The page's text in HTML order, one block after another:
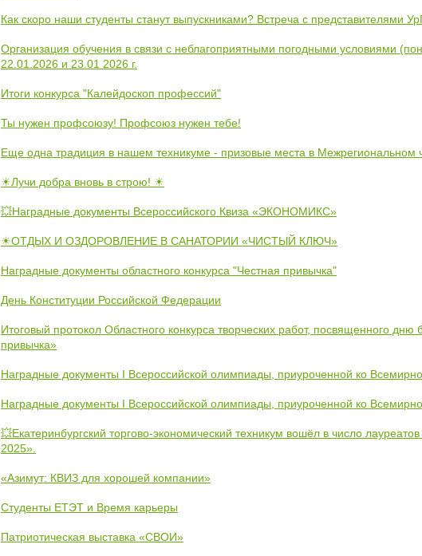
Как скоро наши студенты станут выпускниками? Встреча с представителями
Организация обучения в связи с неблагоприятными погодными условиями
22.01.2026 и 23.01 2026 г.
Итоги конкурса "Калейдоскоп профессий"
Ты нужен профсоюзу! Профсоюз нужен тебе!
Еще одна традиция в нашем техникуме - призовые места в Межрегиональном
☀Лучи добра вновь в строю! ☀
💥Наградные документы Всероссийского Квиза «ЭКОНОМИКС»
☀ОТДЫХ И ОЗДОРОВЛЕНИЕ В САНАТОРИИ «ЧИСТЫЙ КЛЮЧ»
Наградные документы областного конкурса "Честная привычка"
День Конституции Российской Федерации
Итоговый протокол Областного конкурса творческих работ, посвященного
привычка»
Наградные документы I Всероссийской олимпиады, приуроченной ко
Наградные документы I Всероссийской олимпиады, приуроченной ко
💥Екатеринбургский торгово-экономический техникум вошёл в число
2025».
«Азимут: КВИЗ для хорошей компании»
Студенты ЕТЭТ и Время карьеры
Патриотическая выставка «СВОИ»